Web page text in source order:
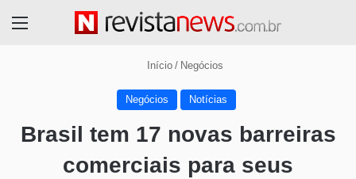
Início / Negócios
Negócios Notícias
Brasil tem 17 novas barreiras
comerciais para seus